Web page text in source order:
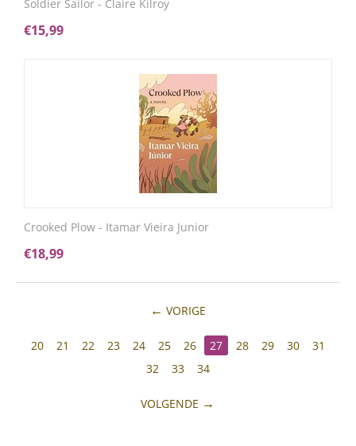
Soldier Sailor - Claire Kilroy
€15,99
Crooked Plow - Itamar Vieira Junior
€18,99
VORIGE
20 21 22 23 24 25 26 27 28 29 30
31
32
33 34
VOLGENDE